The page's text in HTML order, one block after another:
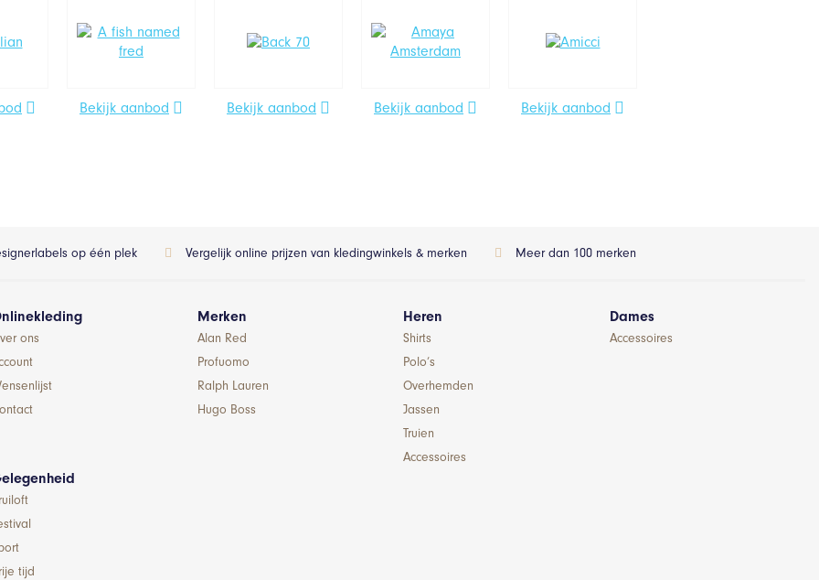
Bekijk aanbod Bekijk aanbod Bekijk aanbod Bekijk aanbod
op één plek Vergelijk online prijzen van kledingwinkels & merken Meer dan 100 merken
ons
Merken
Alan Red
Profuomo
Ralph Lauren
Hugo Boss
Heren
Shirts
Polo’s
Overhemden
Jassen
Truien
Accessoires
Dames
Accessoires
tijd